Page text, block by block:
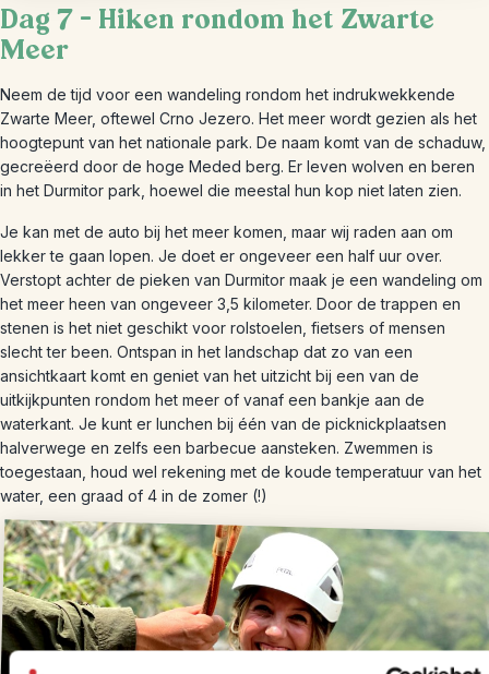
Dag 7 – Hiken rondom het Zwarte
Meer
Neem de tijd voor een wandeling rondom het indrukwekkende
Zwarte Meer, oftewel Crno Jezero. Het meer wordt gezien als het
hoogtepunt van het nationale park. De naam komt van de schaduw,
gecreëerd door de hoge Meded berg. Er leven wolven en beren
in het Durmitor park, hoewel die meestal hun kop niet laten zien.
Je kan met de auto bij het meer komen, maar wij raden aan om
lekker te gaan lopen. Je doet er ongeveer een half uur over.
Verstopt achter de pieken van Durmitor maak je een wandeling om
het meer heen van ongeveer 3,5 kilometer. Door de trappen en
stenen is het niet geschikt voor rolstoelen, fietsers of mensen
slecht ter been. Ontspan in het landschap dat zo van een
ansichtkaart komt en geniet van het uitzicht bij een van de
uitkijkpunten rondom het meer of vanaf een bankje aan de
waterkant. Je kunt er lunchen bij één van de picknickplaatsen
halverwege en zelfs een barbecue aansteken. Zwemmen is
toegestaan, houd wel rekening met de koude temperatuur van het
water, een graad of 4 in de zomer (!)